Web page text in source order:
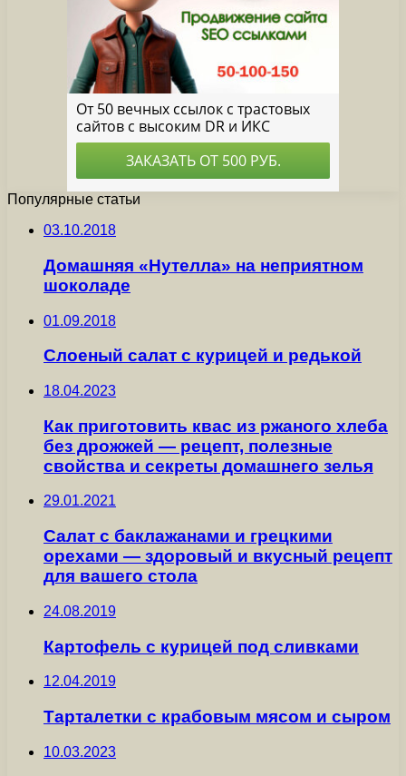
Популярные статьи
03.10.2018
Домашняя «Нутелла» на неприятном
шоколаде
01.09.2018
Слоеный салат с курицей и редькой
18.04.2023
Как приготовить квас из ржаного хлеба
без дрожжей — рецепт, полезные
свойства и секреты домашнего зелья
29.01.2021
Салат с баклажанами и грецкими
орехами — здоровый и вкусный рецепт
для вашего стола
24.08.2019
Картофель с курицей под сливками
12.04.2019
Тарталетки с крабовым мясом и сыром
10.03.2023